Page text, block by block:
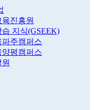
진흥원
지식(GSEEK)
주캠퍼스
평캠퍼스